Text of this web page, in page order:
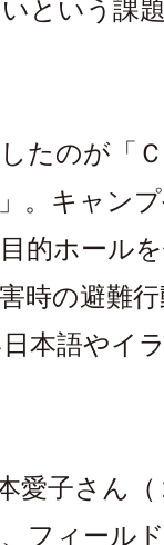
という課
たのが「
。キャン
的ホール
時の避難
本語やイ
愛子さん（
フィール